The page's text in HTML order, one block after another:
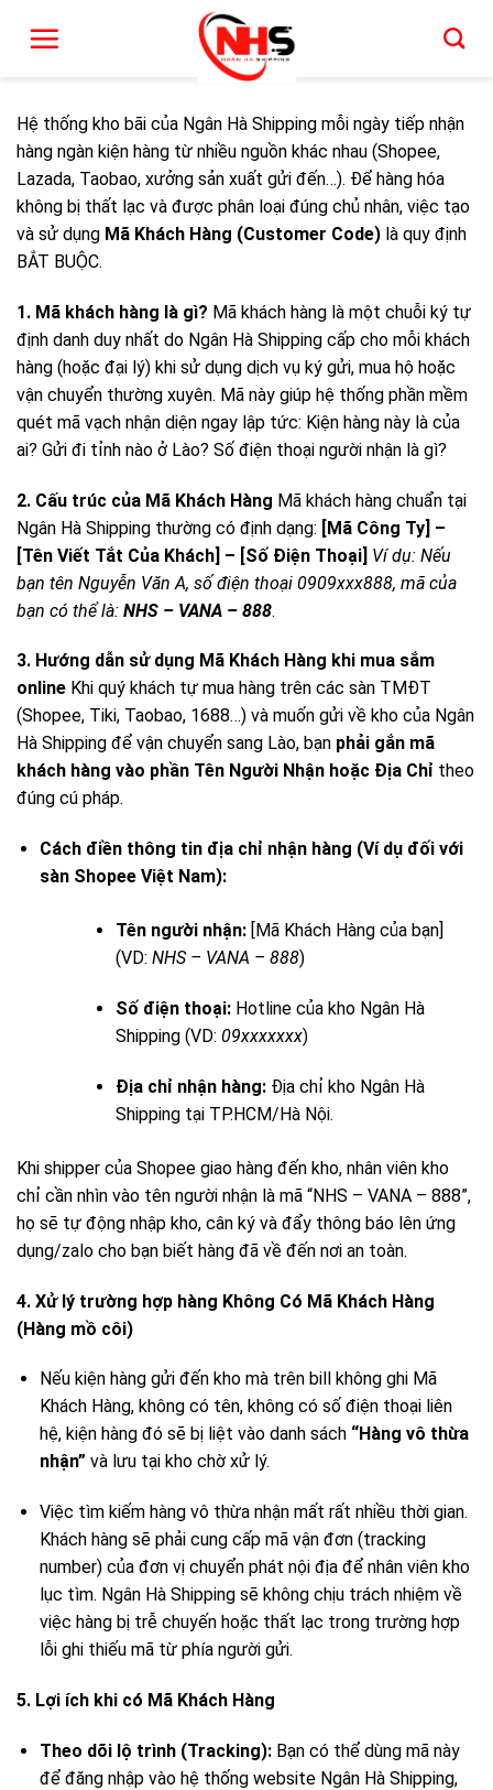
Hướng Dẫn Đăng Ký & Sử Dụng Mã
Hệ thống kho bãi của Ngân Hà Shipping mỗi ngày tiếp nhận
hàng ngàn kiện hàng từ nhiều nguồn khác nhau (Shopee,
Lazada, Taobao, xưởng sản xuất gửi đến…). Để hàng hóa
không bị thất lạc và được phân loại đúng chủ nhân, việc tạo
và sử dụng Mã Khách Hàng (Customer Code) là quy định
BẮT BUỘC.
1. Mã khách hàng là gì? Mã khách hàng là một chuỗi ký tự
định danh duy nhất do Ngân Hà Shipping cấp cho mỗi khách
hàng (hoặc đại lý) khi sử dụng dịch vụ ký gửi, mua hộ hoặc
vận chuyển thường xuyên. Mã này giúp hệ thống phần mềm
quét mã vạch nhận diện ngay lập tức: Kiện hàng này là của
ai? Gửi đi tỉnh nào ở Lào? Số điện thoại người nhận là gì?
2. Cấu trúc của Mã Khách Hàng Mã khách hàng chuẩn tại
Ngân Hà Shipping thường có định dạng: [Mã Công Ty] –
[Tên Viết Tắt Của Khách] – [Số Điện Thoại] Ví dụ: Nếu
bạn tên Nguyễn Văn A, số điện thoại 0909xxx888, mã của
bạn có thể là: NHS – VANA – 888.
3. Hướng dẫn sử dụng Mã Khách Hàng khi mua sắm
online Khi quý khách tự mua hàng trên các sàn TMĐT
(Shopee, Tiki, Taobao, 1688…) và muốn gửi về kho của Ngân
Hà Shipping để vận chuyển sang Lào, bạn phải gắn mã
khách hàng vào phần Tên Người Nhận hoặc Địa Chỉ theo
đúng cú pháp.
Cách điền thông tin địa chỉ nhận hàng (Ví dụ đối với
sàn Shopee Việt Nam):
Tên người nhận:[Mã Khách Hàng của bạn]
(VD: NHS – VANA – 888)
Số điện thoại:Hotline của kho Ngân Hà
Shipping (VD: 09xxxxxxx)
Địa chỉ nhận hàng:Địa chỉ kho Ngân Hà
Shipping tại TP.HCM/Hà Nội.
Khi shipper của Shopee giao hàng đến kho, nhân viên kho
chỉ cần nhìn vào tên người nhận là mã “NHS – VANA – 888”,
họ sẽ tự động nhập kho, cân ký và đẩy thông báo lên ứng
dụng/zalo cho bạn biết hàng đã về đến nơi an toàn.
4. Xử lý trường hợp hàng Không Có Mã Khách Hàng
(Hàng mồ côi)
Nếu kiện hàng gửi đến kho mà trên bill không ghi Mã
Khách Hàng, không có tên, không có số điện thoại liên
hệ, kiện hàng đó sẽ bị liệt vào danh sách “Hàng vô thừa
nhận” và lưu tại kho chờ xử lý.
Việc tìm kiếm hàng vô thừa nhận mất rất nhiều thời gian.
Khách hàng sẽ phải cung cấp mã vận đơn (tracking
number) của đơn vị chuyển phát nội địa để nhân viên kho
lục tìm. Ngân Hà Shipping sẽ không chịu trách nhiệm về
việc hàng bị trễ chuyến hoặc thất lạc trong trường hợp
lỗi ghi thiếu mã từ phía người gửi.
5. Lợi ích khi có Mã Khách Hàng
Theo dõi lộ trình (Tracking):Bạn có thể dùng mã này
để đăng nhập vào hệ thống website Ngân Hà Shipping,